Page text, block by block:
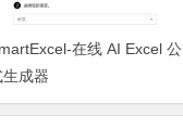
在线 AI Excel 公
生成器